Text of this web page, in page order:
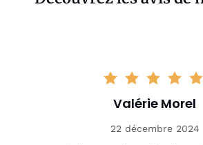
Valérie Morel
22 décembre 2024